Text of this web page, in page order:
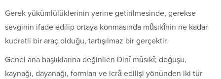
Gerek yükümlülüklerinin yerine getirilmesinde, gerekse
sevginin ifade edilip ortaya konmasında mûsıkînin ne kadar
kudretli bir araç olduğu, tartışılmaz bir gerçektir.
Genel ana başlıklarına değinilen Dinî mûsıkî; doğuşu,
kaynağı, dayanağı, formları ve icrâ edilişi yönünden iki tür